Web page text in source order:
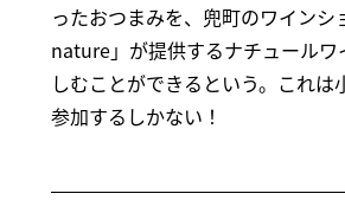
ったおつまみを、兜町のワイン
nature」が提供するナチュールワ
しむことができるという。これは
参加するしかない！